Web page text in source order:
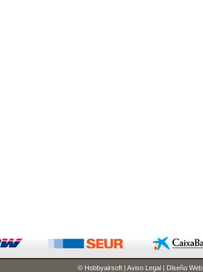
© Hobbyairsoft | Aviso Legal | Diseño Web